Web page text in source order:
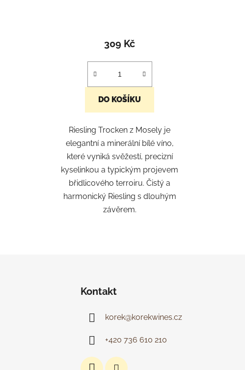
309 Kč
DO KOŠÍKU
Riesling Trocken z Mosely je
elegantní a minerální bílé víno,
které vyniká svěžestí, precizní
kyselinkou a typickým projevem
břidlicového terroiru. Čistý a
harmonický Riesling s dlouhým
závěrem.
Kontakt
korek@korekwines.cz
+420 736 610 210